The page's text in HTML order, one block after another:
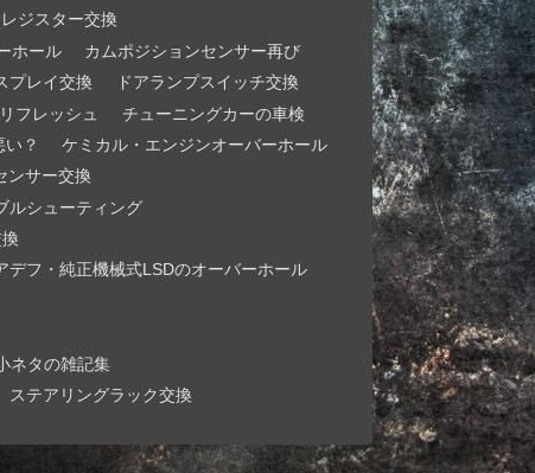
ジスター交換
ホール
カムポジションセンサー再び
プレイ交換
ドアランプスイッチ交換
フレッシュ
チューニングカーの車検
？
ケミカル・エンジンオーバーホール
ンサー交換
ルシューティング
デフ・純正機械式LSDのオーバーホール
ネタの雑記集
ステアリングラック交換